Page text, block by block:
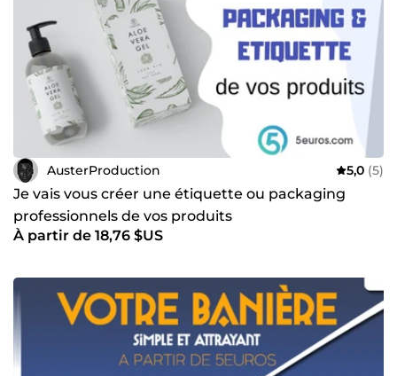
AusterProduction 5,0 (5)
Je vais vous créer une étiquette ou packaging
professionnels de vos produits
À partir de 18,76 $US